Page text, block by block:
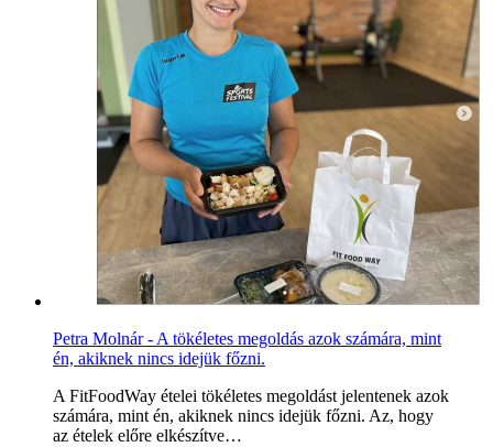
Petra Molnár - A tökéletes megoldás azok számára, mint
én, akiknek nincs idejük főzni.
A FitFoodWay ételei tökéletes megoldást jelentenek azok
számára, mint én, akiknek nincs idejük főzni. Az, hogy
az ételek előre elkészítve…